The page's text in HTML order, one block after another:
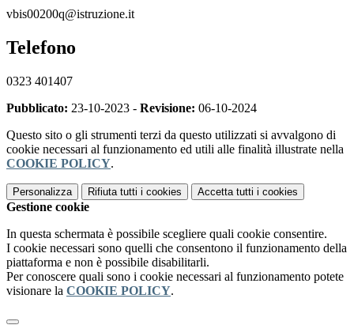
vbis00200q@istruzione.it
Telefono
0323 401407
Pubblicato: 23-10-2023 - Revisione: 06-10-2024
Questo sito o gli strumenti terzi da questo utilizzati si avvalgono di
cookie necessari al funzionamento ed utili alle finalità illustrate nella
COOKIE POLICY.
Personalizza Rifiuta tutti i cookies Accetta tutti i cookies
Gestione cookie
In questa schermata è possibile scegliere quali cookie consentire.
I cookie necessari sono quelli che consentono il funzionamento della
piattaforma e non è possibile disabilitarli.
Per conoscere quali sono i cookie necessari al funzionamento potete
visionare la COOKIE POLICY.